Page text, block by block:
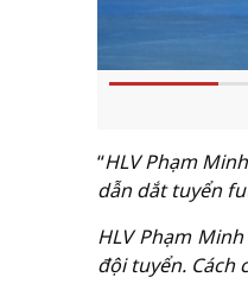
“HLV Phạm
dẫn dắt tuyển
HLV Phạm
đội tuyển. Cách